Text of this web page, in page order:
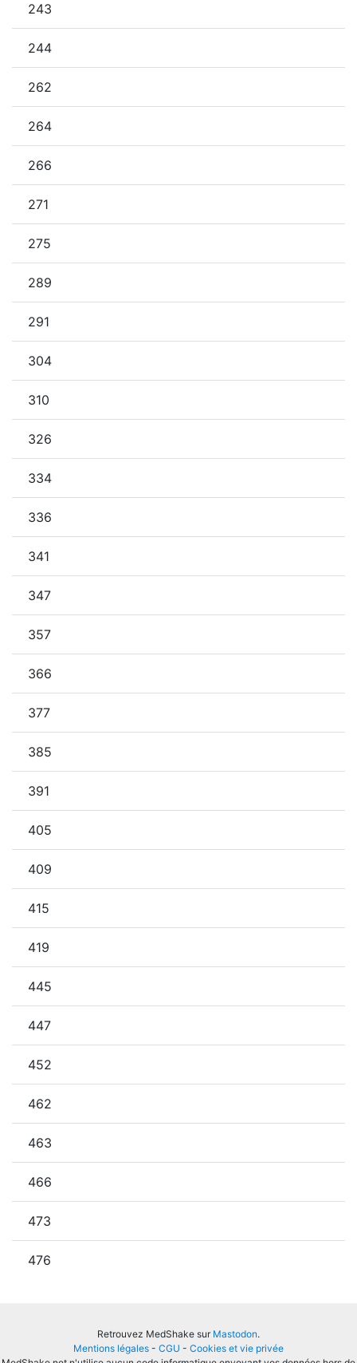
243
244
262
264
266
271
275
289
291
304
310
326
334
336
341
347
357
366
377
385
391
405
409
415
419
445
447
452
462
463
466
473
476
Retrouvez MedShake sur Mastodon.
Mentions légales - CGU - Cookies et vie privée